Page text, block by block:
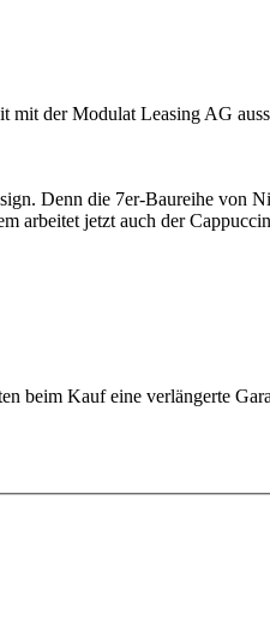
mit der Modulat Leasing AG
Denn die 7er-Baureihe
arbeitet jetzt auch der
beim Kauf eine verlängerte